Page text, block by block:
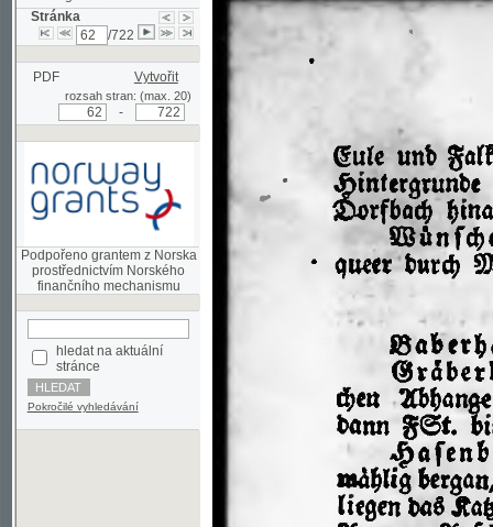
/722
PDF Vytvořit
rozsah stran: (max. 20)
Podpořeno grantem z Norska
prostřednictvím Norského
hledat na aktuální
stránce
Pokročilé vyhledávání